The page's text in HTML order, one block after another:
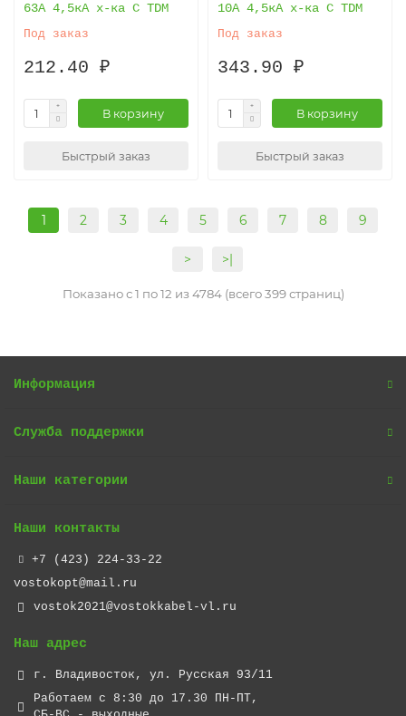
63А 4,5кА х-ка С TDM
Под заказ
212.40 ₽
В корзину
Быстрый заказ
10А 4,5кА х-ка С TDM
Под заказ
343.90 ₽
В корзину
Быстрый заказ
1 2 3 4 5 6 7 8 9
> >|
Показано с 1 по 12 из 4784 (всего 399 страниц)
Информация
Служба поддержки
Наши категории
Наши контакты
+7 (423) 224-33-22
vostokopt@mail.ru
vostok2021@vostokkabel-vl.ru
Наш адрес
г. Владивосток, ул. Русская 93/11
Работаем с 8:30 до 17.30 ПН-ПТ,